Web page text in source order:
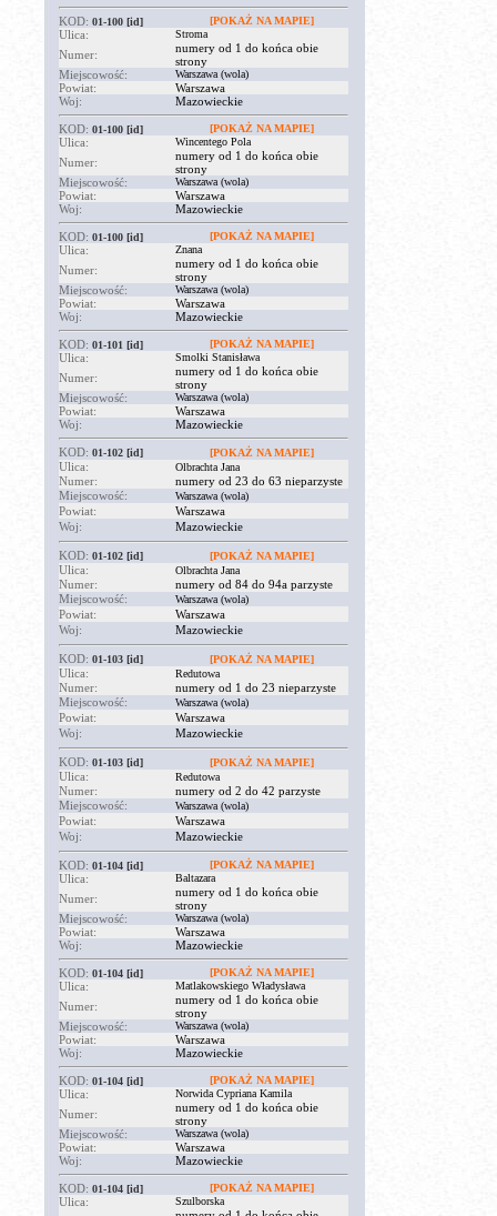
KOD: 01-100 [id] [POKAŻ NA MAPIE]
Ulica: Stroma
Numer:
numery od 1 do końca obie
strony
Miejscowość:
Warszawa (wola)
Powiat:
Warszawa
Woj:
Mazowieckie
KOD: 01-100 [id] [POKAŻ NA MAPIE]
Ulica: Wincentego Pola
Numer:
numery od 1 do końca obie
strony
Miejscowość:
Warszawa (wola)
Powiat:
Warszawa
Woj:
Mazowieckie
KOD: 01-100 [id] [POKAŻ NA MAPIE]
Ulica: Znana
Numer:
numery od 1 do końca obie
strony
Miejscowość:
Warszawa (wola)
Powiat:
Warszawa
Woj:
Mazowieckie
KOD: 01-101 [id] [POKAŻ NA MAPIE]
Ulica: Smolki Stanisława
Numer:
numery od 1 do końca obie
strony
Miejscowość:
Warszawa (wola)
Powiat:
Warszawa
Woj:
Mazowieckie
KOD: 01-102 [id] [POKAŻ NA MAPIE]
Ulica: Olbrachta Jana
Numer:
numery od 23 do 63 nieparzyste
Miejscowość:
Warszawa (wola)
Powiat:
Warszawa
Woj:
Mazowieckie
KOD: 01-102 [id] [POKAŻ NA MAPIE]
Ulica: Olbrachta Jana
Numer:
numery od 84 do 94a parzyste
Miejscowość:
Warszawa (wola)
Powiat:
Warszawa
Woj:
Mazowieckie
KOD: 01-103 [id] [POKAŻ NA MAPIE]
Ulica: Redutowa
Numer:
numery od 1 do 23 nieparzyste
Miejscowość:
Warszawa (wola)
Powiat:
Warszawa
Woj:
Mazowieckie
KOD: 01-103 [id] [POKAŻ NA MAPIE]
Ulica: Redutowa
Numer:
numery od 2 do 42 parzyste
Miejscowość:
Warszawa (wola)
Powiat:
Warszawa
Woj:
Mazowieckie
KOD: 01-104 [id] [POKAŻ NA MAPIE]
Ulica: Baltazara
Numer:
numery od 1 do końca obie
strony
Miejscowość:
Warszawa (wola)
Powiat:
Warszawa
Woj:
Mazowieckie
KOD: 01-104 [id] [POKAŻ NA MAPIE]
Ulica: Matlakowskiego Władysława
Numer:
numery od 1 do końca obie
strony
Miejscowość:
Warszawa (wola)
Powiat:
Warszawa
Woj:
Mazowieckie
KOD: 01-104 [id] [POKAŻ NA MAPIE]
Ulica: Norwida Cypriana Kamila
Numer:
numery od 1 do końca obie
strony
Miejscowość:
Warszawa (wola)
Powiat:
Warszawa
Woj:
Mazowieckie
KOD: 01-104 [id] [POKAŻ NA MAPIE]
Ulica: Szulborska